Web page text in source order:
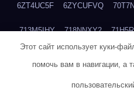
6ZT4UC5F 6ZYCUFVQ
713M5IHY 718NNXY2
Этот сайт использует куки-
помочь вам в навигации, а